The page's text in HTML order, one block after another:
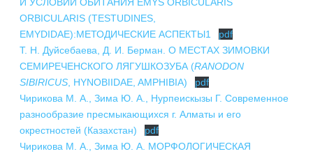
ОRBICULARIS (TESTUDINES,
EMYDIDAE):МЕТОДИЧЕСКИЕ АСПЕКТЫ1
pdf
Т. Н. Дуйсебаева, Д. И. Берман. О МЕСТАХ ЗИМОВКИ
СЕМИРЕЧЕНСКОГО ЛЯГУШКОЗУБА (RANODON
SIBIRICUS , HYNOBIIDAE, AMPHIBIA)
pdf
Чирикова М. А., Зима Ю. А., Нурпеискызы Г. Современное
разнообразие пресмыкающихся г. Алматы и его
окрестностей (Казахстан)
pdf
Чирикова М. А., Зима Ю. А. МОРФОЛОГИЧЕСКАЯ